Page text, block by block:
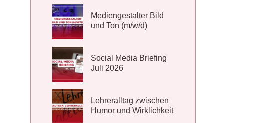
Mediengestalter Bild
und Ton (m/w/d)
Social Media Briefing
Juli 2026
Lehreralltag zwischen
Humor und Wirklichkeit